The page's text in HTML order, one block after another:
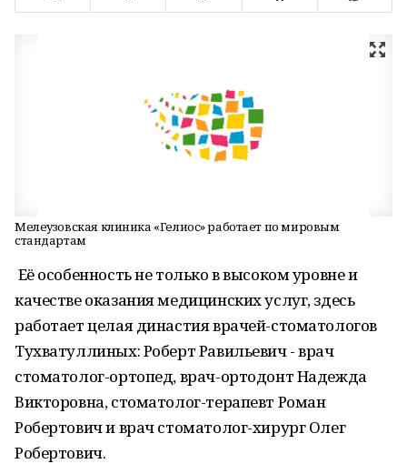
Мелеузовская клиника «Гелиос» работает по мировым
стандартам
Её особенность не только в высоком уровне и
качестве оказания медицинских услуг, здесь
работает целая династия врачей-стоматологов
Тухватуллиных: Роберт Равильевич - врач
стоматолог-ортопед, врач-ортодонт Надежда
Викторовна, стоматолог-терапевт Роман
Робертович и врач стоматолог-хирург Олег
Робертович.